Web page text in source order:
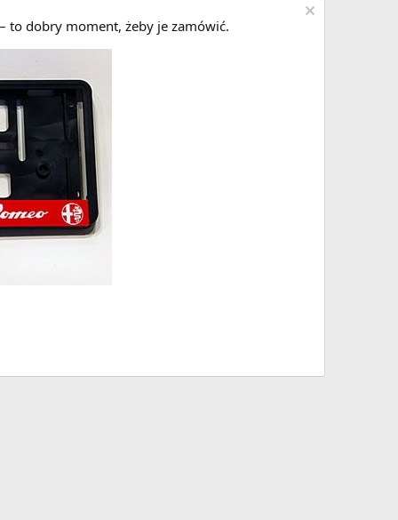
to dobry moment, żeby je zamówić.